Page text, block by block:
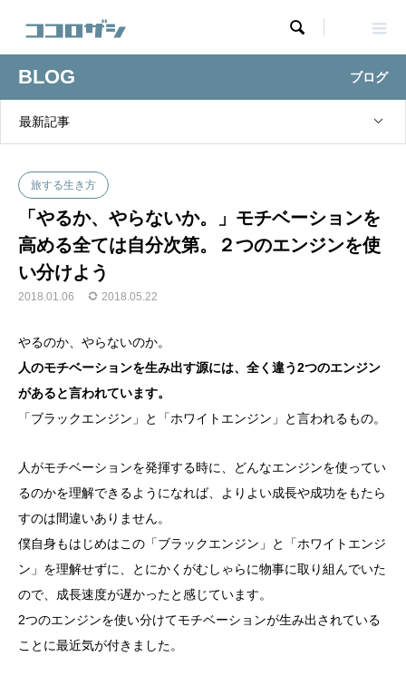

BLOG ブログ
最新記事
旅する生き方
「やるか、やらないか。」モチベーションを
高める全ては自分次第。２つのエンジンを使
い分けよう
2018.01.06 2018.05.22
やるのか、やらないのか。
人のモチベーションを生み出す源には、全く違う2つのエンジン
があると言われています。
「ブラックエンジン」と「ホワイトエンジン」と言われるもの。
人がモチベーションを発揮する時に、どんなエンジンを使ってい
るのかを理解できるようになれば、よりよい成長や成功をもたら
すのは間違いありません。
僕自身もはじめはこの「ブラックエンジン」と「ホワイトエンジ
ン」を理解せずに、とにかくがむしゃらに物事に取り組んでいた
ので、成長速度が遅かったと感じています。
2つのエンジンを使い分けてモチベーションが生み出されている
ことに最近気が付きました。